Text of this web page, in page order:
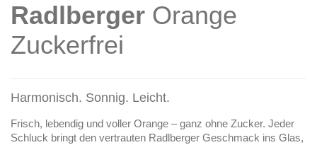
Radlberger Orange
Zuckerfrei
Harmonisch. Sonnig. Leicht.
Frisch, lebendig und voller Orange – ganz ohne Zucker. Jeder
Schluck bringt den vertrauten Radlberger Geschmack ins Glas,